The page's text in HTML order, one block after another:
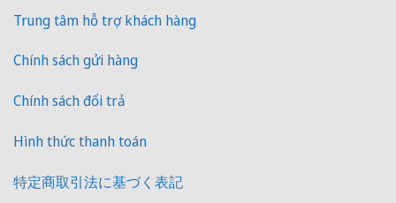
Trung tâm hỗ trợ khách hàng
Chính sách gửi hàng
Chính sách đổi trả
Hình thức thanh toán
特定商取引法に基づく表記